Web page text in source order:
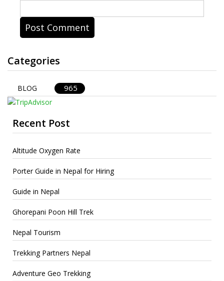
Categories
BLOG 965
Recent Post
Altitude Oxygen Rate
Porter Guide in Nepal for Hiring
Guide in Nepal
Ghorepani Poon Hill Trek
Nepal Tourism
Trekking Partners Nepal
Adventure Geo Trekking